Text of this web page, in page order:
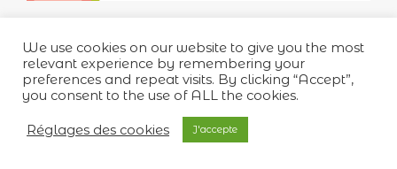
n’arrives pas à vivre de l’illustration ?
ByMarie Bambelle/No Comments
We use cookies on our website to give you the most
relevant experience by remembering your
preferences and repeat visits. By clicking “Accept”,
you consent to the use of ALL the cookies.
Réglages des cookies J'accepte